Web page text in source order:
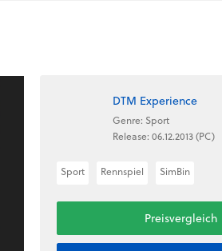
DTM Experience
Genre: Sport
Release: 06.12.2013 (PC)
Sport Rennspiel SimBin
Preisvergleich